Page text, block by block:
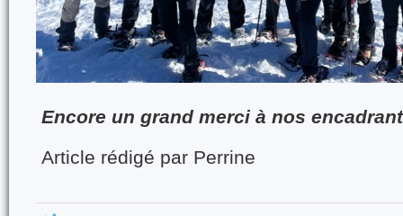
Encore un grand merci à nos
Article rédigé par Perrine